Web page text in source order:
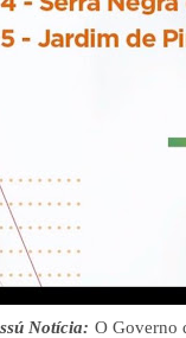
Notícia: O Governo